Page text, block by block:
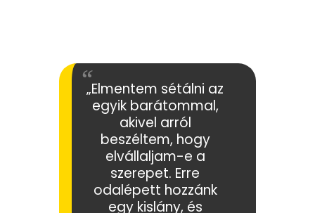
„Elmentem sétálni az
egyik barátommal,
akivel arról
beszéltem, hogy
elvállaljam-e a
szerepet. Erre
odalépett hozzánk
egy kislány, és